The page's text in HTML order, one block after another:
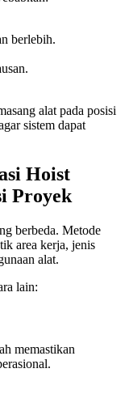
berlebih.
alat pada posisi
sistem dapat
Hoist
Proyek
berbeda. Metode
area kerja, jenis
alat.
lain:
memastikan